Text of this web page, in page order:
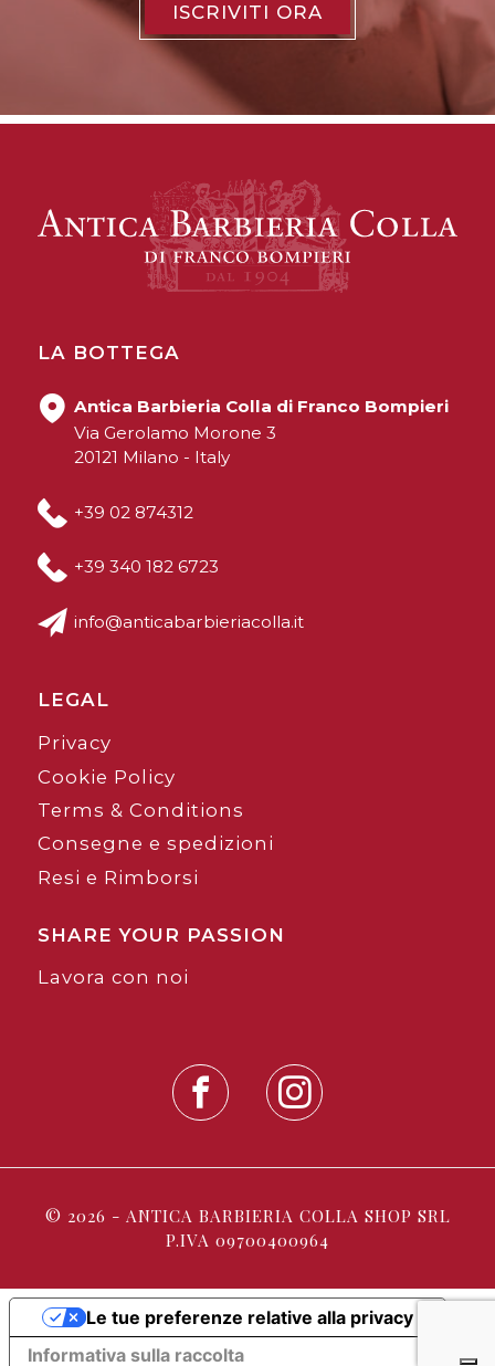
ISCRIVITI ORA
LA BOTTEGA
Antica Barbieria Colla di Franco Bompieri
Via Gerolamo Morone 3
20121 Milano - Italy
+39 02 874312
+39 340 182 6723
info@anticabarbieriacolla.it
LEGAL
Privacy
Cookie Policy
Terms & Conditions
Consegne e spedizioni
Resi e Rimborsi
SHARE YOUR PASSION
Lavora con noi
© 2026 - ANTICA BARBIERIA COLLA SHOP SRL
P.IVA 09700400964
Informativa sulla raccolta
Le tue preferenze relative alla privacy